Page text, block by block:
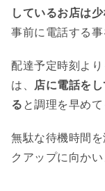
しているお店は
事前に電話する事
配達予定時刻よ
は、 店に電話を
ると調理を早め
無駄な待機時間
クアップに向かい